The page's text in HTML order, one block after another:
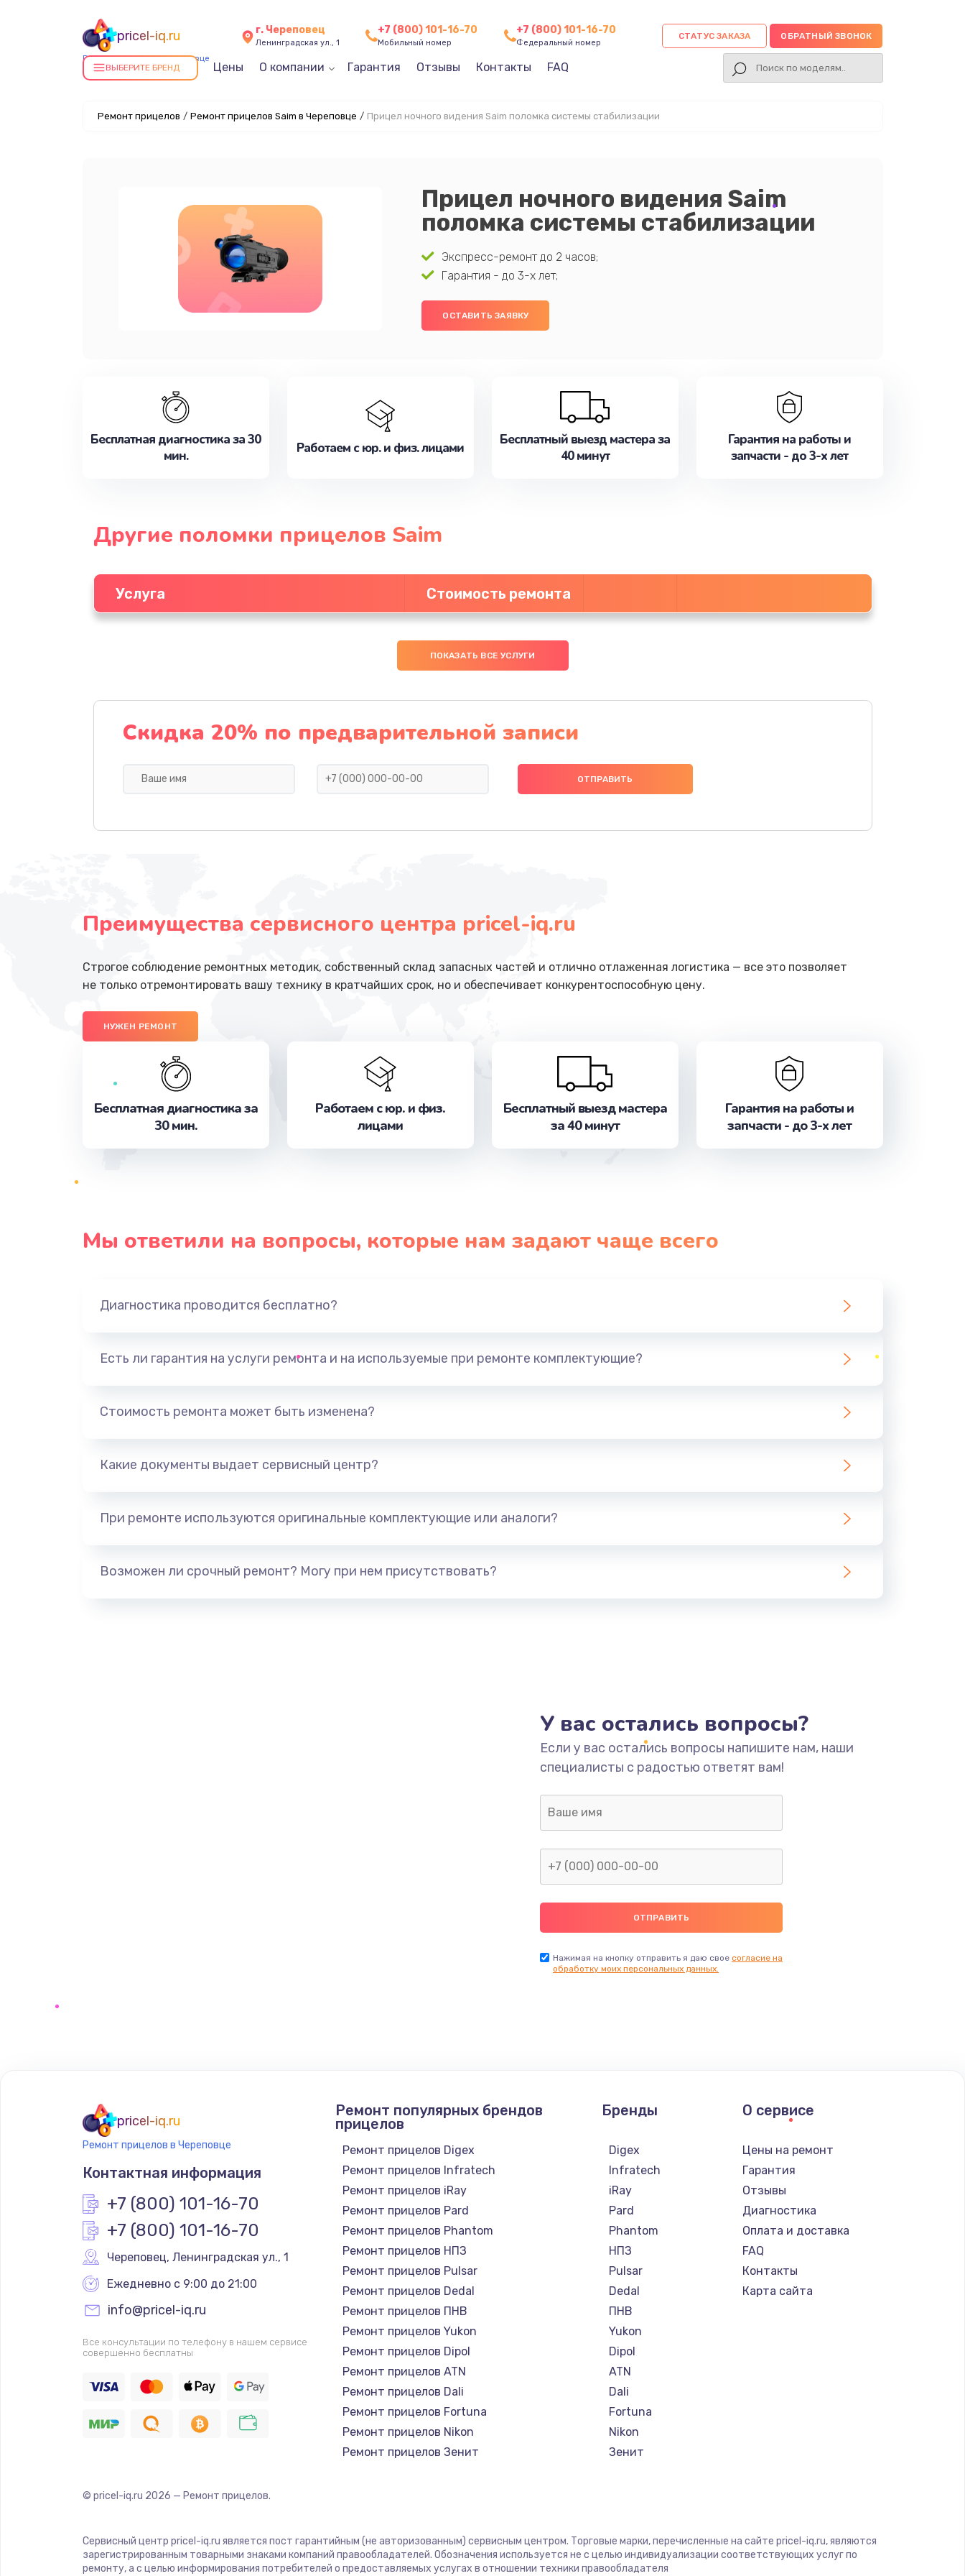
pricel-iq.ru
Ремонт прицелов в Череповце
г. Череповец
Ленинградская ул., 1
+7 (800) 101-16-70
Мобильный номер
+7 (800) 101-16-70
Федеральный номер
СТАТУС ЗАКАЗА ОБРАТНЫЙ ЗВОНОК
ВЫБЕРИТЕ БРЕНД Цены О компании Гарантия Отзывы Контакты FAQ
Ремонт прицелов / Ремонт прицелов Saim в Череповце / Прицел ночного видения Saim поломка системы стабилизации
Прицел ночного видения Saim
поломка системы стабилизации
Экспресс-ремонт до 2 часов;
Гарантия - до 3-х лет;
ОСТАВИТЬ ЗАЯВКУ
Бесплатная диагностика за 30
мин.
Работаем с юр. и физ. лицами
Бесплатный выезд мастера за
40 минут
Гарантия на работы и
запчасти - до 3-х лет
Другие поломки прицелов Saim
Услуга Стоимость ремонта
ПОКАЗАТЬ ВСЕ УСЛУГИ
Скидка 20% по предварительной записи
Преимущества сервисного центра pricel-iq.ru
Строгое соблюдение ремонтных методик, собственный склад запасных частей и отлично отлаженная логистика — все это позволяет
не только отремонтировать вашу технику в кратчайших срок, но и обеспечивает конкурентоспособную цену.
НУЖЕН РЕМОНТ
Бесплатная диагностика за
30 мин.
Работаем с юр. и физ.
лицами
Бесплатный выезд мастера
за 40 минут
Гарантия на работы и
запчасти - до 3-х лет
Мы ответили на вопросы, которые нам задают чаще всего
Диагностика проводится бесплатно?
Есть ли гарантия на услуги ремонта и на используемые при ремонте комплектующие?
Стоимость ремонта может быть изменена?
Какие документы выдает сервисный центр?
При ремонте используются оригинальные комплектующие или аналоги?
Возможен ли срочный ремонт? Могу при нем присутствовать?
У вас остались вопросы?
Если у вас остались вопросы напишите нам, наши
специалисты с радостью ответят вам!
Нажимая на кнопку отправить я даю свое согласие на
обработку моих персональных данных.
pricel-iq.ru
Ремонт прицелов в Череповце
Контактная информация
+7 (800) 101-16-70
+7 (800) 101-16-70
Череповец, Ленинградская ул., 1
Ежедневно с 9:00 до 21:00
info@pricel-iq.ru
Все консультации по телефону в нашем сервисе
совершенно бесплатны
Ремонт популярных брендов
прицелов
Ремонт прицелов Digex
Ремонт прицелов Infratech
Ремонт прицелов iRay
Ремонт прицелов Pard
Ремонт прицелов Phantom
Ремонт прицелов НПЗ
Ремонт прицелов Pulsar
Ремонт прицелов Dedal
Ремонт прицелов ПНВ
Ремонт прицелов Yukon
Ремонт прицелов Dipol
Ремонт прицелов ATN
Ремонт прицелов Dali
Ремонт прицелов Fortuna
Ремонт прицелов Nikon
Ремонт прицелов Зенит
Ремонт прицелов Leica
Ремонт прицелов Vector Optics
Бренды
Digex
Infratech
iRay
Pard
Phantom
НПЗ
Pulsar
Dedal
ПНВ
Yukon
Dipol
ATN
Dali
Fortuna
Nikon
Зенит
Leica
Vector Optics
О сервисе
Цены на ремонт
Гарантия
Отзывы
Диагностика
Оплата и доставка
FAQ
Контакты
Карта сайта
© pricel-iq.ru 2026 — Ремонт прицелов.
Сервисный центр pricel-iq.ru является пост гарантийным (не авторизованным) сервисным центром. Торговые марки, перечисленные на сайте pricel-iq.ru, являются
зарегистрированным товарными знаками компаний правообладателей. Обозначения используется не с целью индивидуализации соответствующих услуг по
ремонту, а с целью информирования потребителей о предоставляемых услугах в отношении техники правообладателя